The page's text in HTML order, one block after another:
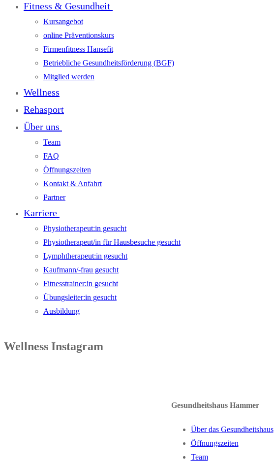
Fitness & Gesundheit
Kursangebot
online Präventionskurs
Firmenfitness Hansefit
Betriebliche Gesundheitsförderung (BGF)
Mitglied werden
Wellness
Rehasport
Über uns
Team
FAQ
Öffnungszeiten
Kontakt & Anfahrt
Partner
Karriere
Physiotherapeut:in gesucht
Physiotherapeut/in für Hausbesuche gesucht
Lymphtherapeut:in gesucht
Kaufmann/-frau gesucht
Fitnesstrainer:in gesucht
Übungsleiter:in gesucht
Ausbildung
Wellness Instagram
Gesundheitshaus Hammer
Über das Gesundheitshaus
Öffnungszeiten
Team